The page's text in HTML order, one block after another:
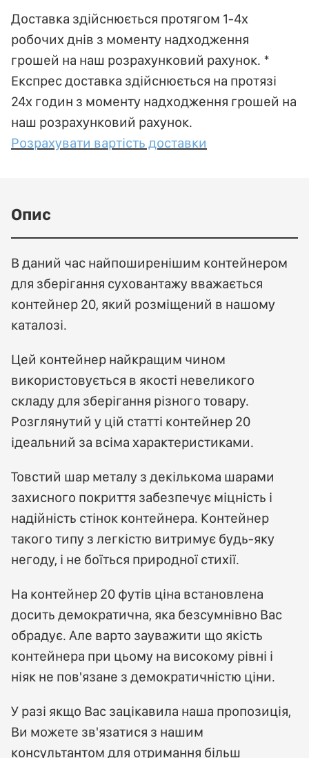
Доставка здійснюється протягом 1-4х
робочих днів з моменту надходження
грошей на наш розрахунковий рахунок. *
Експрес доставка здійснюється на протязі
24х годин з моменту надходження грошей на
наш розрахунковий рахунок.
Розрахувати вартість доставки
Опис
В даний час найпоширенішим контейнером
для зберігання суховантажу вважається
контейнер 20, який розміщений в нашому
каталозі.
Цей контейнер найкращим чином
використовується в якості невеликого
складу для зберігання різного товару.
Розглянутий у цій статті контейнер 20
ідеальний за всіма характеристиками.
Товстий шар металу з декількома шарами
захисного покриття забезпечує міцність і
надійність стінок контейнера. Контейнер
такого типу з легкістю витримує будь-яку
негоду, і не боїться природної стихії.
На контейнер 20 футів ціна встановлена ​​
досить демократична, яка безсумнівно Вас
обрадує. Але варто зауважити що якість
контейнера при цьому на високому рівні і
ніяк не пов'язане з демократичністю ціни.
У разі якщо Вас зацікавила наша пропозиція,
Ви можете зв'язатися з нашим
консультантом для отримання більш